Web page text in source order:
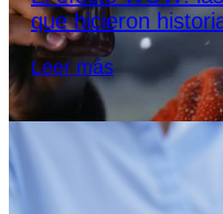
que hicieron
Leer más